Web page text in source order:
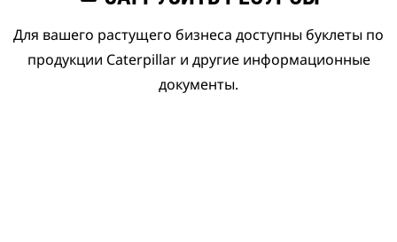
Для вашего растущего бизнеса доступны буклеты по
продукции Caterpillar и другие информационные
документы.